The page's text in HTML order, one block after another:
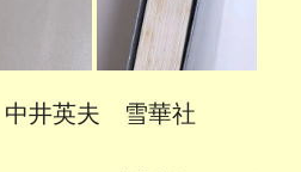
井英夫 雪華社